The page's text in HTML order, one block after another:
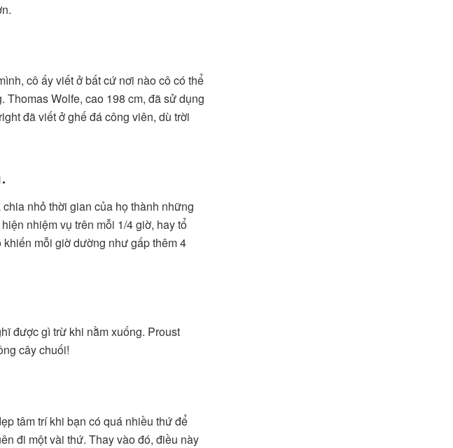
cô ấy viết ở bất cứ nơi nào cô có thể
Wolfe, cao 198 cm, đã sử dụng
đã viết ở ghế đá công viên, dù trời
nhỏ thời gian của họ thành những
nhiệm vụ trên mỗi 1/4 giờ, hay tổ
mỗi giờ dường như gấp thêm 4
được gì trừ khi nằm xuống. Proust
cây chuối!
tâm trí khi bạn có quá nhiều thứ để
đi một vài thứ. Thay vào đó, điều này